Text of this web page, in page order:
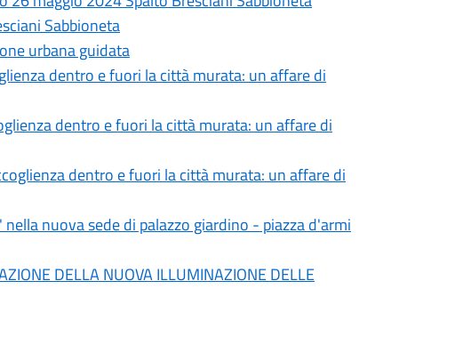
Sabbioneta
urbana guidata
dentro e fuori la città murata: un affare di
dentro e fuori la città murata: un affare di
dentro e fuori la città murata: un affare di
nuova sede di palazzo giardino - piazza d'armi
DELLA NUOVA ILLUMINAZIONE DELLE